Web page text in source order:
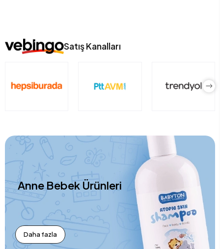
Satış Kanalları
Anne Bebek Ürünleri
Daha fazla